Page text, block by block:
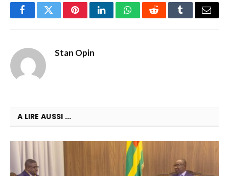
FacebookTwitterPinterestLinkedInWhatsAppRedditTumblrEmail
Stan Opin
A LIRE AUSSI ...